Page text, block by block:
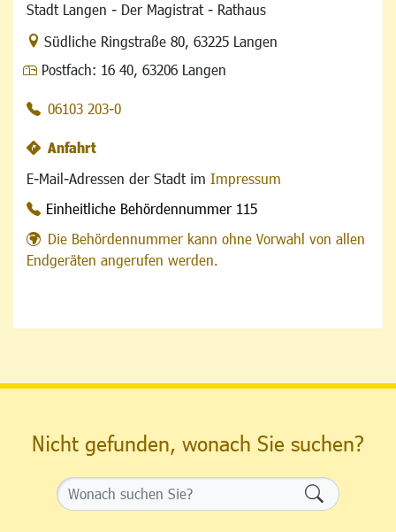
Stadt Langen - Der Magistrat - Rathaus
Link zur Google-Maps Navigation
Südliche Ringstraße 80, 63225 Langen
Postfach: 16 40, 63206 Langen
06103 203-0
Anfahrt
E-Mail-Adressen der Stadt im Impressum
Einheitliche Behördennummer 115
Die Behördennummer kann ohne Vorwahl von allen
Endgeräten angerufen werden.
Nicht gefunden, wonach Sie suchen?